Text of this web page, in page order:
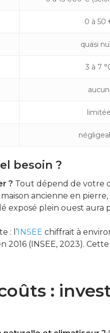
0 à 50
quasi
3 à 7
aucun
limitée
besoin ?
? Tout dépend de votre
ancienne en
exposé plein ouest aura
: l’INSEE chiffrait à
2016 (INSEE, 2023).
: